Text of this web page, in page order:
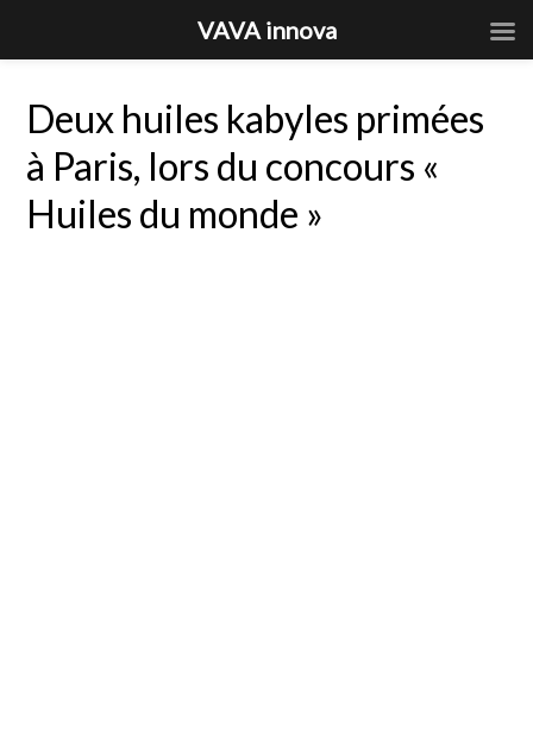
Deux huiles kabyles primées
à Paris, lors du concours «
Huiles du monde »
VAVA innova